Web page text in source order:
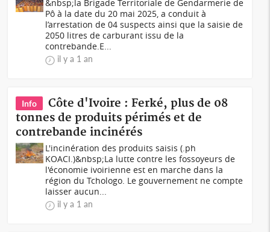
&nbsp;la Brigade Territoriale de Gendarmerie de
Pô à la date du 20 mai 2025, a conduit à
l’arrestation de 04 suspects ainsi que la saisie de
2050 litres de carburant issu de la
contrebande.E...
il y a 1 an
Info
Côte d'Ivoire : Ferké, plus de 08
tonnes de produits périmés et de
contrebande incinérés
L'incinération des produits saisis (.ph
KOACI.)&nbsp;La lutte contre les fossoyeurs de
l'économie ivoirienne est en marche dans la
région du Tchologo. Le gouvernement ne compte
laisser aucun...
il y a 1 an